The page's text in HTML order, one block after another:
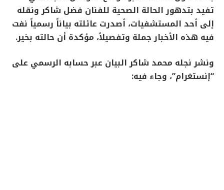
تفيد بتدهور الحالة الصحية للفنان فضل شاكر ونقله
إلى أحد المستشفيات، أصدرت عائلته بياناً رسمياً نفت
فيه هذه الأخبار جملة وتفصيلاً، مؤكدة أن حالته بخير.
ونشر نجله محمد شاكر البيان عبر حسابه الرسمي على
“إنستغرام”، وجاء فيه: